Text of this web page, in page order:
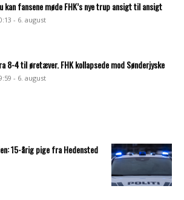
kan fansene møde FHK’s nye trup ansigt til ansigt
- 6. august
8-4 til øretæver. FHK kollapsede mod Sønderjyske
- 6. august
15-årig pige fra Hedensted